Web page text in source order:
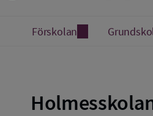
Förskolan